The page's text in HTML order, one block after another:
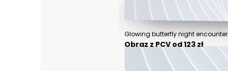
Glowing butterfly night encounter
Obraz z PCV od 123 zł